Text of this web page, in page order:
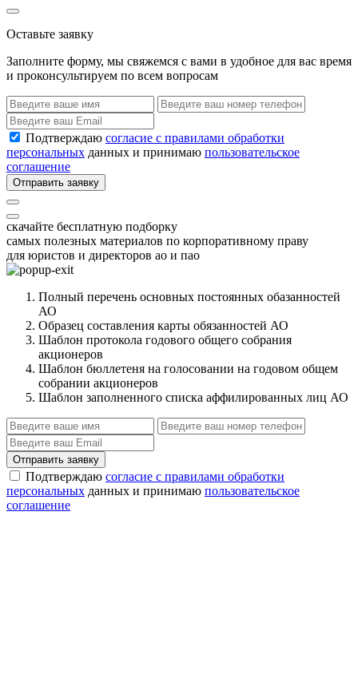
Оставьте заявку
Заполните форму, мы свяжемся с вами в удобное для вас время
и проконсультируем по всем вопросам
Подтверждаю согласие с правилами обработки
персональных данных и принимаю пользовательское
соглашение
Отправить заявку
скачайте бесплатную подборку
самых полезных материалов по корпоративному праву
для юристов и директоров ао и пао
Полный перечень основных постоянных обазанностей
АО
Образец составления карты обязанностей АО
Шаблон протокола годового общего собрания
акционеров
Шаблон бюллетеня на голосовании на годовом общем
собрании акционеров
Шаблон заполненного списка аффилированных лиц АО
Отправить заявку
Подтверждаю согласие с правилами обработки
персональных данных и принимаю пользовательское
соглашение